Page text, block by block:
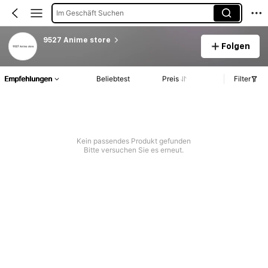
Im Geschäft Suchen
9527 Anime store
Folgen
Empfehlungen Beliebtest Preis Filter
Kein passendes Produkt gefunden
Bitte versuchen Sie es erneut.